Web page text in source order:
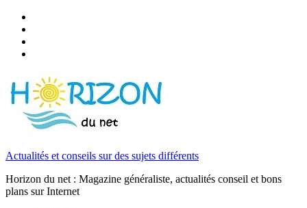
Actualités et conseils sur des sujets différents
Horizon du net : Magazine généraliste, actualités conseil et bons
plans sur Internet